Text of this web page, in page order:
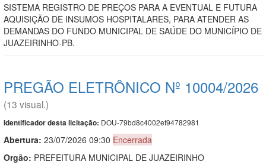
SISTEMA REGISTRO DE PREÇOS PARA A EVENTUAL E FUTURA
AQUISIÇÃO DE INSUMOS HOSPITALARES, PARA ATENDER AS
DEMANDAS DO FUNDO MUNICIPAL DE SAÚDE DO MUNICÍPIO DE
JUAZEIRINHO-PB.
PREGÃO ELETRÔNICO Nº 10004/2026
(13 visual.)
Identificador desta licitação: DOU-79bd8c4002ef94782981
Abertura: 23/07/2026 09:30 Encerrada
Orgão: PREFEITURA MUNICIPAL DE JUAZEIRINHO